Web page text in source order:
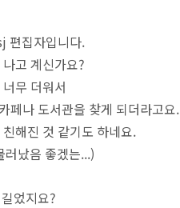
편집자입니다.
고 계신가요?
무 더워서
페나 도서관을 찾게 되더라고요.
해진 것 같기도 하네요.
러났음 좋겠는...)
었지요?